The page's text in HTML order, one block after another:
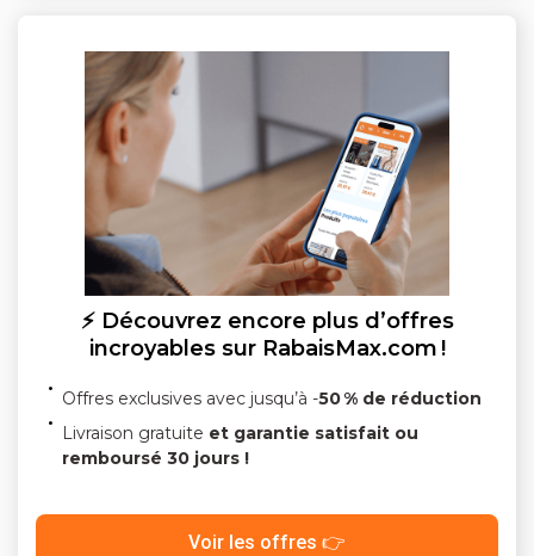
⚡ Découvrez encore plus d’offres
incroyables sur RabaisMax.com !
Offres exclusives avec jusqu’à -50 % de réduction
Livraison gratuite et garantie satisfait ou
remboursé 30 jours !
Voir les offres 👉